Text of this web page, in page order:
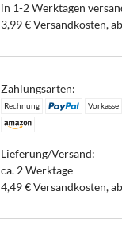
in 1-2 Werktagen
3,99 € Versandkosten,
Zahlungsarten:
Rechnung Vorkasse
Lieferung/Versand:
ca. 2 Werktage
4,49 € Versandkosten,